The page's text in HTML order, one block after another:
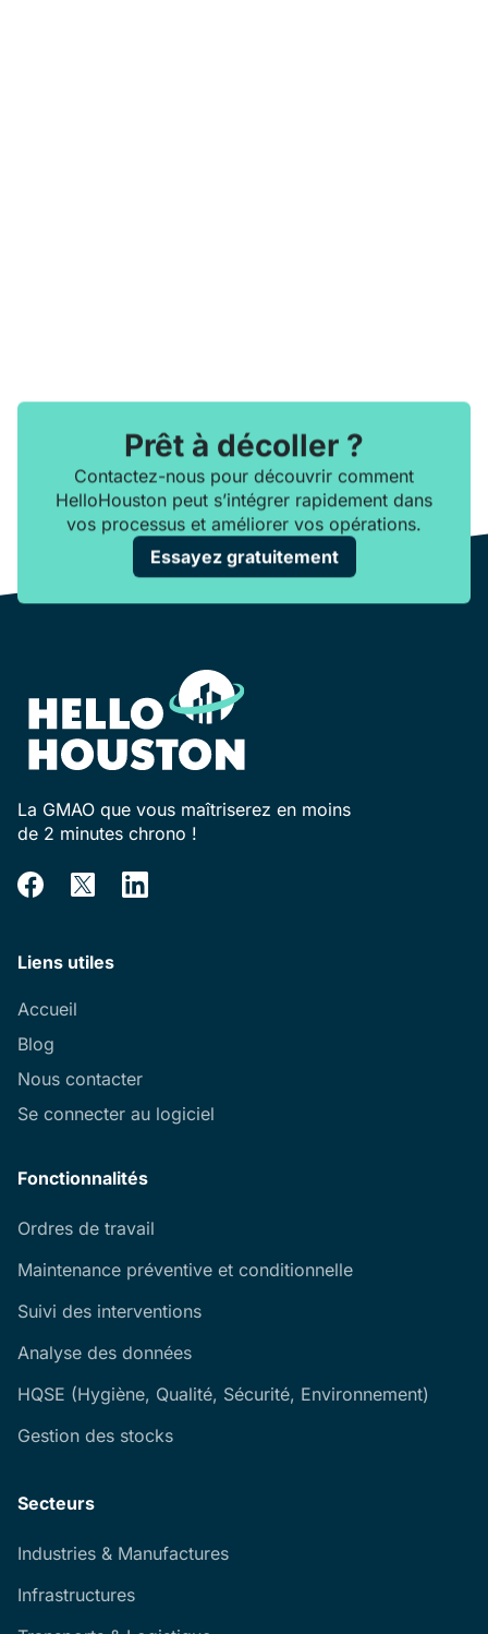
Prêt à décoller ?
Contactez-nous pour découvrir comment
HelloHouston peut s’intégrer rapidement dans
vos processus et améliorer vos opérations.
Essayez gratuitement
La GMAO que vous maîtriserez en moins
de 2 minutes chrono !
Liens utiles
Accueil
Blog
Nous contacter
Se connecter au logiciel
Fonctionnalités
Ordres de travail
Maintenance préventive et conditionnelle
Suivi des interventions
Analyse des données
HQSE (Hygiène, Qualité, Sécurité, Environnement)
Gestion des stocks
Secteurs
Industries & Manufactures
Infrastructures